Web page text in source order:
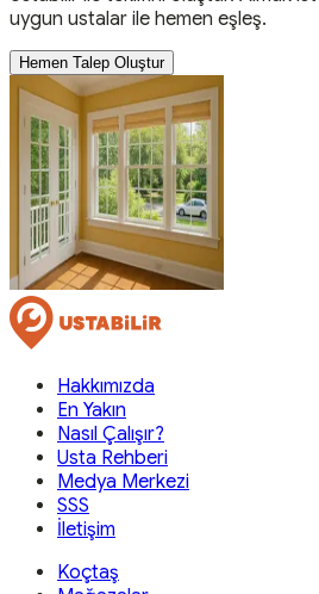
uygun ustalar ile hemen eşleş.
Hemen Talep Oluştur
Hakkımızda
En Yakın
Nasıl Çalışır?
Usta Rehberi
Medya Merkezi
SSS
İletişim
Koçtaş